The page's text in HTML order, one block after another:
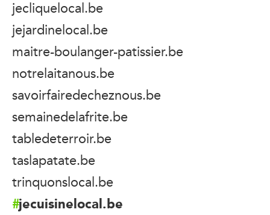
jecliquelocal.be
jejardinelocal.be
maitre-boulanger-patissier.be
notrelaitanous.be
savoirfairedecheznous.be
semainedelafrite.be
tabledeterroir.be
taslapatate.be
trinquonslocal.be
jecuisinelocal.be